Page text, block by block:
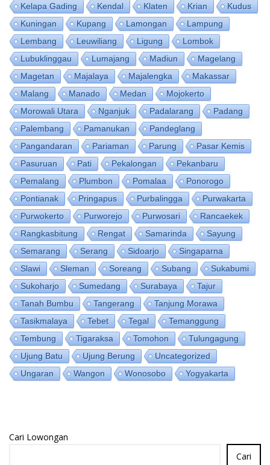
Kelapa Gading
Kendal Klaten Krian
Kudus
Kuningan
Kupang Lamongan
Lampung
Lembang
Leuwiliang Ligung
Lombok
Lubuklinggau
Lumajang Madiun
Magelang
Magetan
Majalaya Majalengka
Makassar
Malang
Manado Medan
Mojokerto
Morowali Utara
Nganjuk Padalarang
Padang
Palembang
Pamanukan
Pandeglang
Pangandaran
Pariaman Parung
Pasar Kemis
Pasuruan
Pati Pekalongan
Pekanbaru
Pemalang
Plumbon Pomalaa
Ponorogo
Pontianak
Pringapus Purbalingga
Purwakarta
Purwokerto
Purworejo Purwosari
Rancaekek
Rangkasbitung
Rengat Samarinda
Sayung
Semarang
Serang Sidoarjo
Singaparna
Slawi
Sleman Soreang Subang
Sukabumi
Sukoharjo
Sumedang Surabaya
Tajur
Tanah Bumbu
Tangerang
Tanjung Morawa
Tasikmalaya
Tebet Tegal
Temanggung
Tembung
Tigaraksa Tomohon
Tulungagung
Ujung Batu
Ujung Berung
Uncategorized
Ungaran
Wangon Wonosobo Yogyakarta
Cari Lowongan
Cari